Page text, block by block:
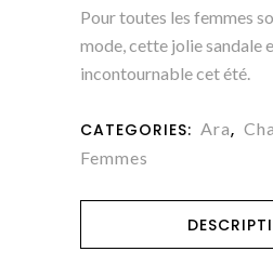
Pour toutes les femmes
mode, cette jolie sandale
incontournable cet été.
CATEGORIES: Ara,
Femmes